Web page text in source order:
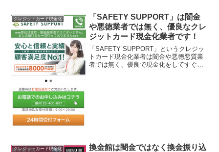
クレジットカード現金化
「SAFETY SUPPORT」は闇金
や悪徳業者では無く、優良なクレ
ジットカード現金化業者です！
「SAFETY SUPPORT」というクレジッ
トカード現金化業者は闇金や悪徳悪質業
者では無く、優良で現金化をしてすぐに
クレジットカード現金化
換金館は闇金ではなく換金振り込